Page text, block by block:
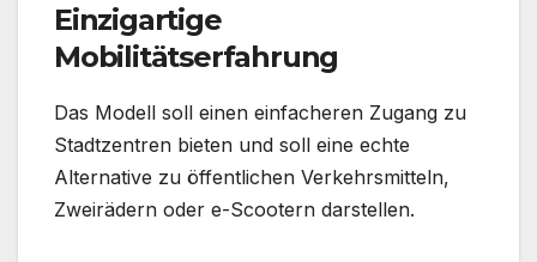
Einzigartige
Mobilitätserfahrung
Das Modell soll einen einfacheren Zugang zu
Stadtzentren bieten und soll eine echte
Alternative zu öffentlichen Verkehrsmitteln,
Zweirädern oder e-Scootern darstellen.